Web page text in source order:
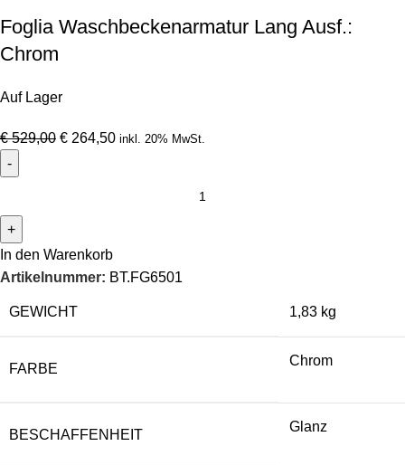
Foglia Waschbeckenarmatur Lang Ausf.:
Chrom
Auf Lager
€529,00 € 264,50 inkl. 20% MwSt.
In den Warenkorb
Artikelnummer: BT.FG6501
GEWICHT 1,83 kg
FARBE
Chrom
BESCHAFFENHEIT
Glanz